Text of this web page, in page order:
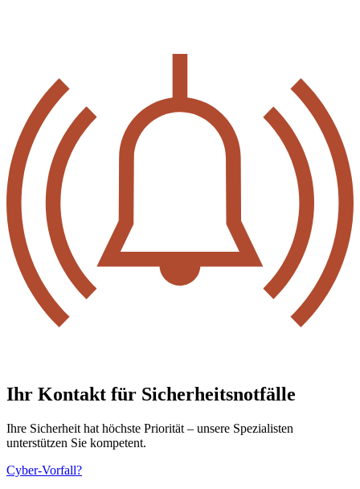
Ihr Kontakt für Sicher­heits­not­fälle
Ihre Sicherheit hat höchste Priorität – unsere Spezialisten
unterstützen Sie kompetent.
Cyber-Vorfall?